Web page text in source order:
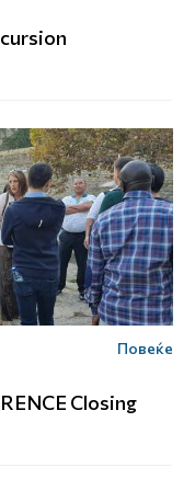
Повеќе
Closing